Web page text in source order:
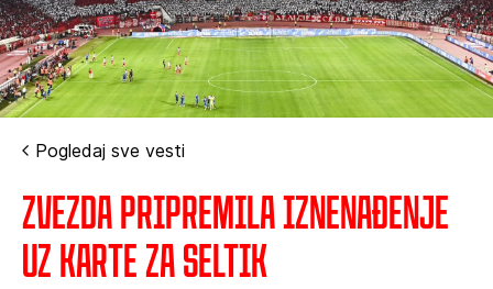
Pogledaj sve vesti
Zvezda pripremila iznenađenje
uz karte za Seltik